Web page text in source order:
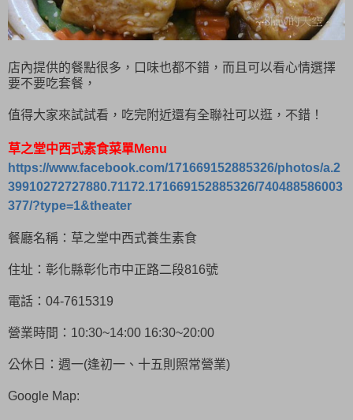
店內提供的餐點很多，口味也都不錯，而且可以看心情選擇
要不要吃套餐，
值得大家來試試看，吃完附近還有全聯社可以逛，不錯！
草之堂中西式素食菜單Menu
https://www.facebook.com/171669152885326/photos/a.2
39910272727880.71172.171669152885326/740488586003
377/?type=1&theater
餐廳名稱：草之堂中西式養生素食
住址：彰化縣彰化市中正路二段816號
電話：04-7615319
營業時間：10:30~14:00 16:30~20:00
公休日：週一(逢初一、十五則照常營業)
Google Map: